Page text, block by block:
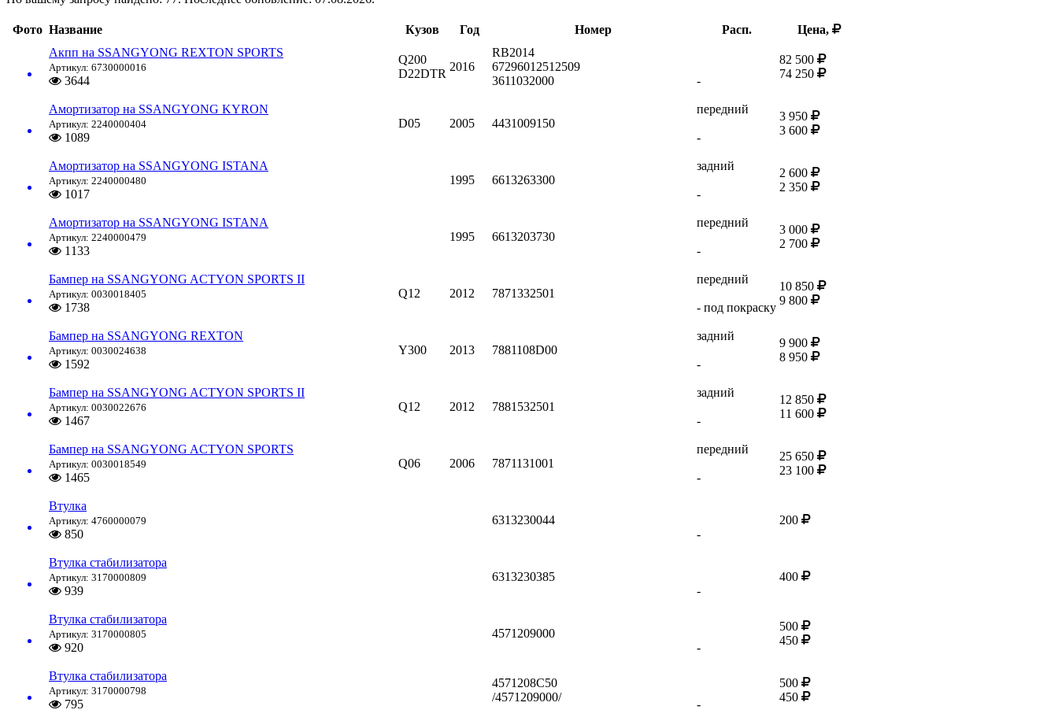
Фото Название Кузов Год Номер Расп.
Цена,
Акпп на SSANGYONG REXTON SPORTS
Артикул: 6730000016
3644
Q200
D22DTR
2016
RB2014
67296012512509
3611032000
-
82 500
74 250
Амортизатор на SSANGYONG KYRON
Артикул: 2240000404
1089
D05 2005 4431009150
передний
-
3 950
3 600
Амортизатор на SSANGYONG ISTANA
Артикул: 2240000480
1017
1995 6613263300
задний
-
2 600
2 350
Амортизатор на SSANGYONG ISTANA
Артикул: 2240000479
1133
1995 6613203730
передний
-
3 000
2 700
Бампер на SSANGYONG ACTYON SPORTS II
Артикул: 0030018405
1738
Q12 2012 7871332501
передний
- под покраску
10 850
9 800
Бампер на SSANGYONG REXTON
Артикул: 0030024638
1592
Y300 2013 7881108D00
задний
-
9 900
8 950
Бампер на SSANGYONG ACTYON SPORTS II
Артикул: 0030022676
1467
Q12 2012 7881532501
задний
-
12 850
11 600
Бампер на SSANGYONG ACTYON SPORTS
Артикул: 0030018549
1465
Q06 2006 7871131001
передний
-
25 650
23 100
Втулка
Артикул: 4760000079
850
6313230044
-
200
Втулка стабилизатора
Артикул: 3170000809
939
6313230385
-
400
Втулка стабилизатора
Артикул: 3170000805
920
4571209000
-
500
450
Втулка стабилизатора
Артикул: 3170000798
795
4571208C50
/4571209000/
-
500
450